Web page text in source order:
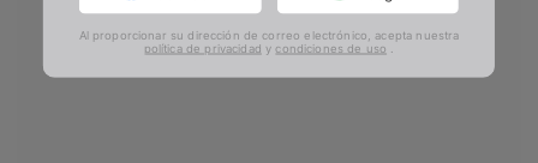
Al proporcionar su dirección de correo electrónico, acepta nuestra
política de privacidad ycondiciones de uso